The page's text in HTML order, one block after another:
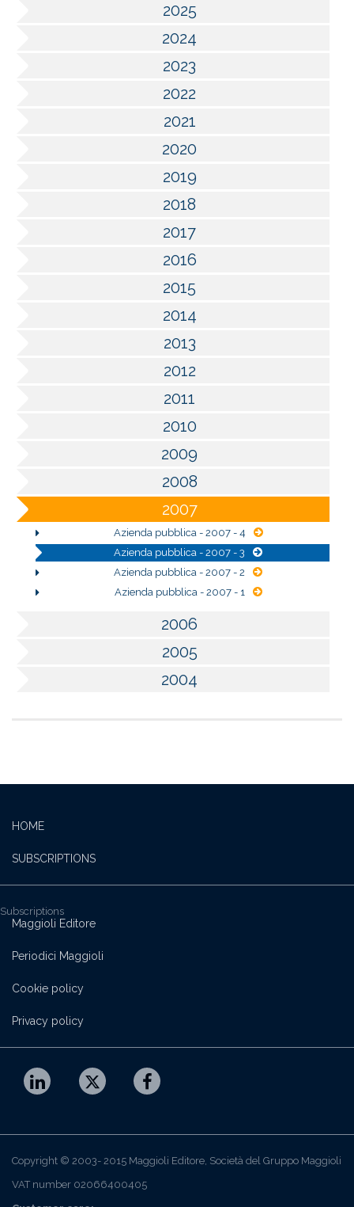
2025
2024
2023
2022
2021
2020
2019
2018
2017
2016
2015
2014
2013
2012
2011
2010
2009
2008
2007
Azienda pubblica - 2007 - 4
Azienda pubblica - 2007 - 3
Azienda pubblica - 2007 - 2
Azienda pubblica - 2007 - 1
2006
2005
2004
HOME
SUBSCRIPTIONS
Subscriptions
Maggioli Editore
Periodici Maggioli
Cookie policy
Privacy policy
Copyright © 2003- 2015 Maggioli Editore, Società del Gruppo Maggioli
VAT number 02066400405